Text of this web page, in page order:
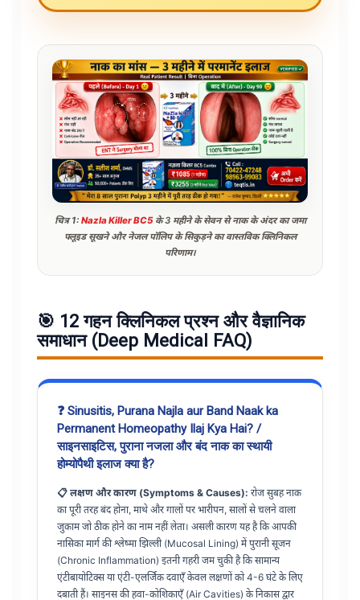
चित्र 1: Nazla Killer BC5के 3 महीने के सेवन से नाक के अंदर का जमा
फ्लूइड सूखने और नेजल पॉलिप के सिकुड़ने का वास्तविक क्लिनिकल
परिणाम।
🎯 12 गहन क्लिनिकल प्रश्न और वैज्ञानिक
समाधान (Deep Medical FAQ)
❓ Sinusitis, Purana Najla aur Band Naak ka
Permanent Homeopathy Ilaj Kya Hai? /
साइनसाइटिस, पुराना नजला और बंद नाक का स्थायी
होम्योपैथी इलाज क्या है?
📋 लक्षण और कारण (Symptoms & Causes): रोज सुबह नाक
का पूरी तरह बंद होना, माथे और गालों पर भारीपन, सालों से चलने वाला
जुकाम जो ठीक होने का नाम नहीं लेता। असली कारण यह है कि आपकी
नासिका मार्ग की श्लेष्मा झिल्ली (Mucosal Lining) में पुरानी सूजन
(Chronic Inflammation) इतनी गहरी जम चुकी है कि सामान्य
एंटीबायोटिक्स या एंटी-एलर्जिक दवाएँ केवल लक्षणों को 4-6 घंटे के लिए
दबाती हैं। साइनस की हवा-कोशिकाएँ (Air Cavities) के निकास द्वार